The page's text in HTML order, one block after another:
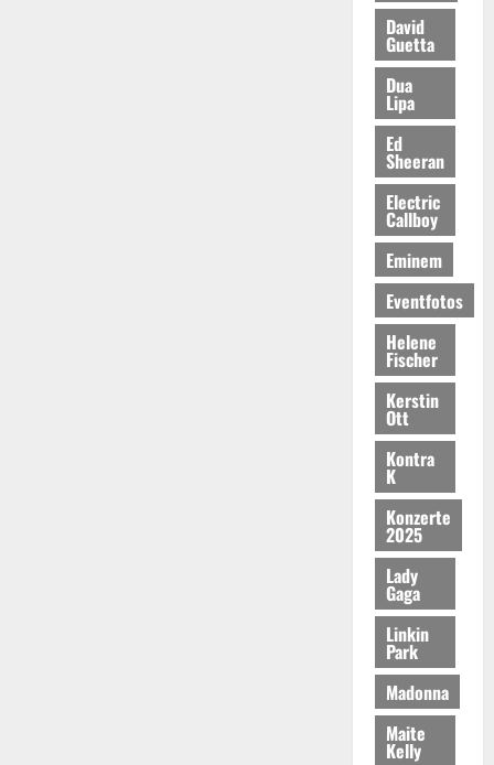
David
Guetta
Dua
Lipa
Ed
Sheeran
Electric
Callboy
Eminem
Eventfotos
Helene
Fischer
Kerstin
Ott
Kontra
K
Konzerte
2025
Lady
Gaga
Linkin
Park
Madonna
Maite
Kelly